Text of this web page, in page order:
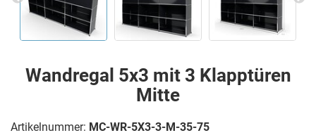
Wandregal 5x3 mit 3 Klapptüren
Mitte
Artikelnummer: MC-WR-5X3-3-M-35-75